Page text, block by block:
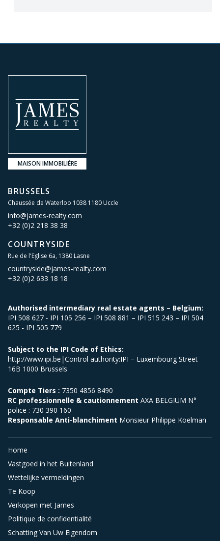
MAISON IMMOBILIÈRE
BRUSSELS
Chaussée de Waterloo 1038 1180 Uccle
info@james-realty.com
+32 (0)2 218 38 38
COUNTRYSIDE
Rue de l'Eglise 6a, 1380 Lasne
countryside@james-realty.com
+32 (0)2 633 18 18
Authorised intermediary real estate agents – Belgium:
IPI 508 627 - IPI 105 256 – IPI 508 881 – IPI 515 243 – IPI 504
625 - IPI 505 779
Subject to the IPI Code of Ethics:
http://www.ipi.be|Control authority:IPI – Luxembourg Street
16B 1000 Brussels
Compte Tiers : 7350 4856 8490
RC professionnelle & cautionnement AXA BELGIUM N°
police : 730 390 160
Responsable Anti-blanchiment Monsieur Philippe Koelman
Home
Vastgoed in het Buitenland
Wettelijke vermeldingen
Te Koop
Verkopen met James
Politique de confidentialité
Schatting Van Uw Eigendom